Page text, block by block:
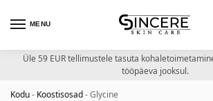
MENU
Üle 59 EUR tellimustele tasuta
tööpäeva jooksul.
Kodu- Koostisosad-Glycine